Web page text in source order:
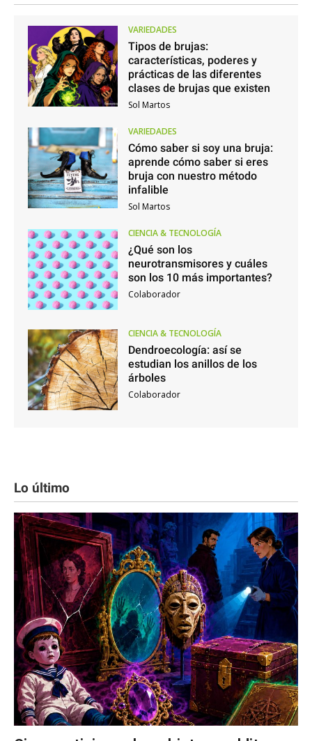
VARIEDADES
Tipos de brujas:
características, poderes y
prácticas de las diferentes
clases de brujas que existen
Sol Martos
VARIEDADES
Cómo saber si soy una bruja:
aprende cómo saber si eres
bruja con nuestro método
infalible
Sol Martos
CIENCIA & TECNOLOGÍA
¿Qué son los
neurotransmisores y cuáles
son los 10 más importantes?
Colaborador
CIENCIA & TECNOLOGÍA
Dendroecología: así se
estudian los anillos de los
árboles
Colaborador
Lo último